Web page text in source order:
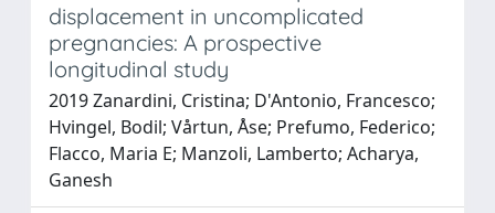
displacement in uncomplicated
pregnancies: A prospective
longitudinal study
2019 Zanardini, Cristina; D'Antonio, Francesco;
Hvingel, Bodil; Vårtun, Åse; Prefumo, Federico;
Flacco, Maria E; Manzoli, Lamberto; Acharya,
Ganesh